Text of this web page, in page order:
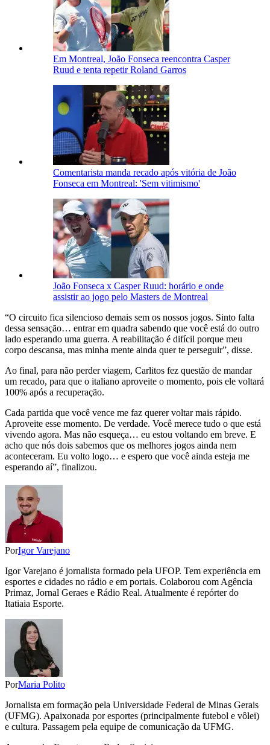
Em Montreal, João Fonseca reencontra Casper
Ruud e tenta repetir Roland Garros
Comentarista manda recado após vitória de João
Fonseca em Montreal: 'Sem vitimismo'
João Fonseca x Casper Ruud: horário e onde
assistir ao jogo pelo Masters de Montreal
“O circuito fica silencioso demais sem os nossos jogos. Sinto falta
dessa sensação… entrar em quadra sabendo que você está do outro
lado esperando uma guerra. A reabilitação é difícil porque meu
corpo descansa, mas minha mente ainda quer te perseguir”, disse.
Ao final, para não perder viagem, Carlitos fez questão de mandar
um recado, para que o italiano aproveite o momento, pois ele voltará
100% após a recuperação.
Cada partida que você vence me faz querer voltar mais rápido.
Aproveite esse momento. De verdade. Você merece tudo o que está
vivendo agora. Mas não esqueça… eu estou voltando em breve. E
acho que nós dois sabemos que os melhores jogos ainda nem
aconteceram. Eu volto logo… e espero que você ainda esteja me
esperando aí”, finalizou.
PorIgor Varejano
Igor Varejano é jornalista formado pela UFOP. Tem experiência em
esportes e cidades no rádio e em portais. Colaborou com Agência
Primaz, Jornal Geraes e Rádio Real. Atualmente é repórter do
Itatiaia Esporte.
PorMaria Polito
Jornalista em formação pela Universidade Federal de Minas Gerais
(UFMG). Apaixonada por esportes (principalmente futebol e vôlei)
e cultura. Passagem pela equipe de comunicação da UFMG.